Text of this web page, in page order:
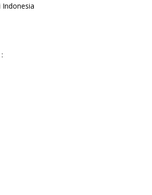
Indonesia
: